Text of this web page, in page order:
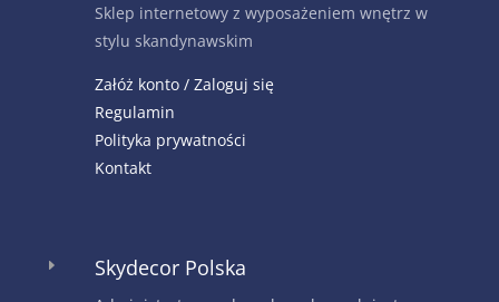
Sklep internetowy z wyposażeniem wnętrz w
stylu skandynawskim
Załóż konto / Zaloguj się
Regulamin
Polityka prywatności
Kontakt
E Skydecor Polska